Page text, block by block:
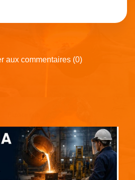
aux commentaires (0)